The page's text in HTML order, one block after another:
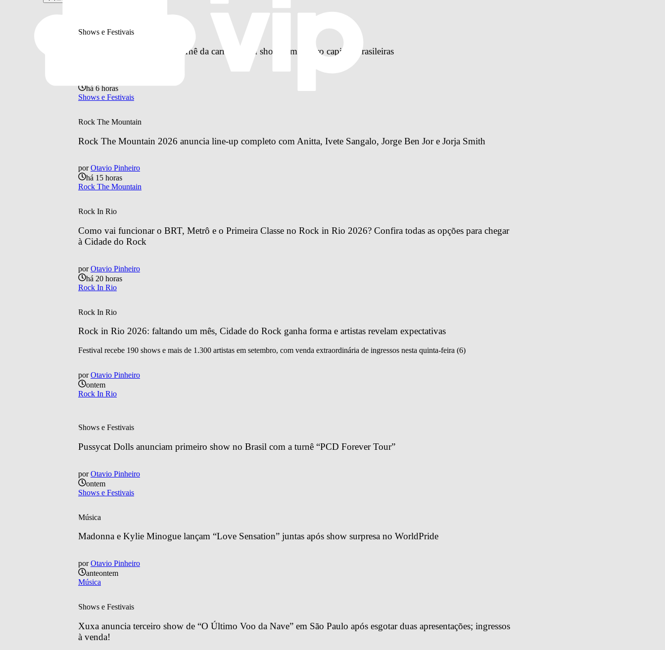
Shows e Festivais
Os Garotin anuncia maior turnê da carreira com shows em quatro capitais brasileiras
há 6 horas
Shows e Festivais
Rock The Mountain
Rock The Mountain 2026 anuncia line-up completo com Anitta, Ivete Sangalo, Jorge Ben Jor e Jorja Smith
por Otavio Pinheiro
há 15 horas
Rock The Mountain
Rock In Rio
Como vai funcionar o BRT, Metrô e o Primeira Classe no Rock in Rio 2026? Confira todas as opções para chegar
à Cidade do Rock
por Otavio Pinheiro
há 20 horas
Rock In Rio
Rock In Rio
Rock in Rio 2026: faltando um mês, Cidade do Rock ganha forma e artistas revelam expectativas
Festival recebe 190 shows e mais de 1.300 artistas em setembro, com venda extraordinária de ingressos nesta quinta-feira (6)
por Otavio Pinheiro
ontem
Rock In Rio
Shows e Festivais
Pussycat Dolls anunciam primeiro show no Brasil com a turnê “PCD Forever Tour”
por Otavio Pinheiro
ontem
Shows e Festivais
Música
Madonna e Kylie Minogue lançam “Love Sensation” juntas após show surpresa no WorldPride
por Otavio Pinheiro
anteontem
Música
Shows e Festivais
Xuxa anuncia terceiro show de “O Último Voo da Nave” em São Paulo após esgotar duas apresentações; ingressos
à venda!